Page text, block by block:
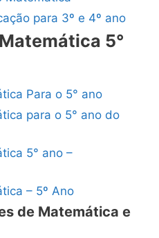
para 3º e 4º ano
5°
Para o 5° ano
para o 5° ano do
5° ano –
– 5º Ano
de Matemática e